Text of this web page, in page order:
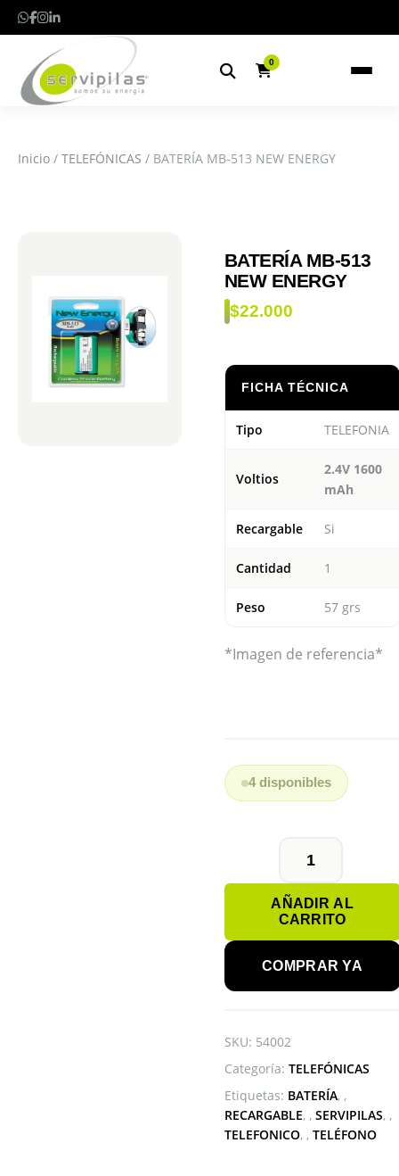
0
Inicio / TELEFÓNICAS / BATERÍA MB-513 NEW ENERGY
BATERÍA MB-513
NEW ENERGY
$22.000
FICHA TÉCNICA
Tipo TELEFONIA
Voltios
2.4V 1600
mAh
Recargable Si
Cantidad 1
Peso 57 grs
*Imagen de referencia*
4 disponibles
BATERÍA
MB-
513
NEW
ENERGY
cantidad
AÑADIR AL
CARRITO
COMPRAR YA
SKU: 54002
Categoría: TELEFÓNICAS
Etiquetas: BATERÍA ,
RECARGABLE , SERVIPILAS ,
TELEFONICO , TELÉFONO